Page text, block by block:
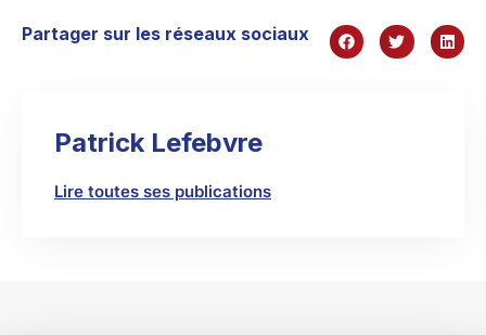
Partager sur les réseaux sociaux
Patrick Lefebvre
Lire toutes ses publications